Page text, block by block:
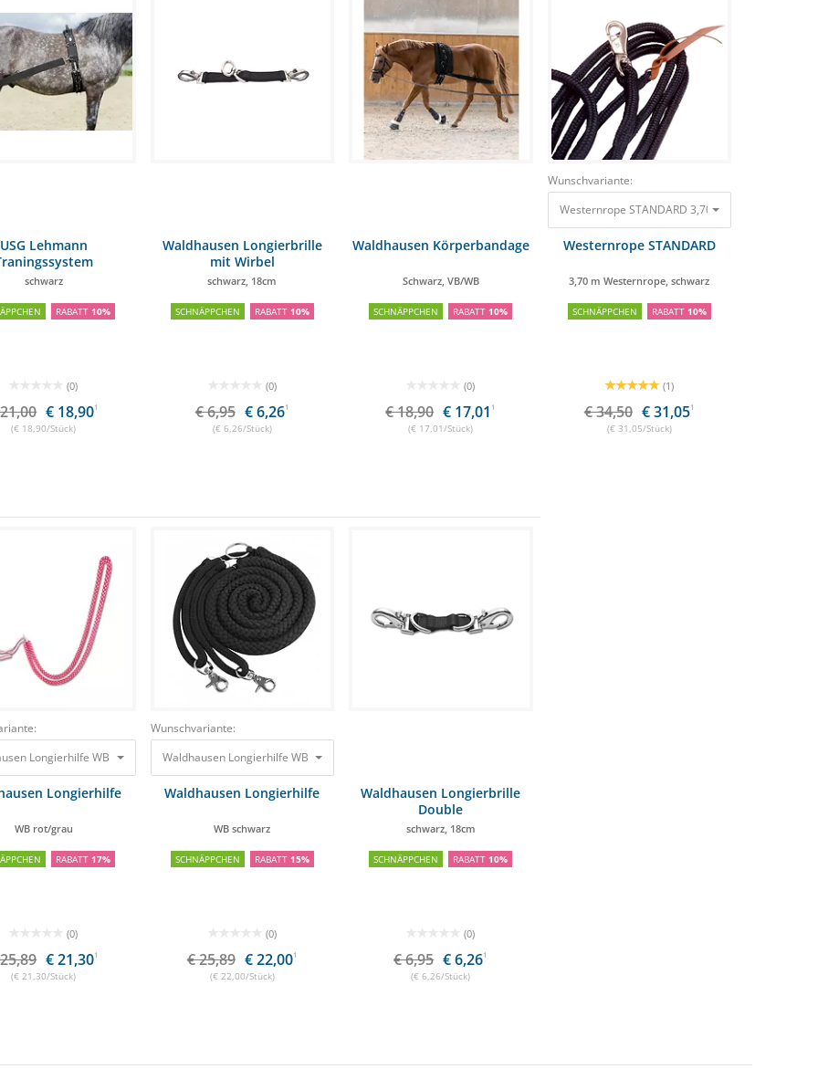
USG Lehmann
schwarz
RABATT 10%
(0)
€ 18,901
(€ 18,90/Stück)
Waldhausen Longierbrille
mit Wirbel
schwarz, 18cm
SCHNÄPPCHEN RABATT 10%
(0)
€ 6,95 € 6,261
(€ 6,26/Stück)
Waldhausen Körperbandage
Schwarz, VB/WB
SCHNÄPPCHEN RABATT 10%
(0)
€ 18,90 € 17,01 1
(€ 17,01/Stück)
Wunschvariante:
Westernrope STANDARD 3,70 m Westernrope,
Westernrope STANDARD
3,70 m Westernrope, schwarz
SCHNÄPPCHEN RABATT 10%
(1)
€ 34,50 € 31,051
(€ 31,05/Stück)
Longierhilfe WB rot/grau
25,89 €21,30 €
Longierhilfe
WB rot/grau
RABATT 17%
(0)
€ 21,301
(€ 21,30/Stück)
Wunschvariante:
Waldhausen Longierhilfe WB schwarz
Waldhausen Longierhilfe
WB schwarz
SCHNÄPPCHEN RABATT 15%
(0)
€ 25,89 € 22,001
(€ 22,00/Stück)
Waldhausen Longierbrille
Double
schwarz, 18cm
SCHNÄPPCHEN RABATT 10%
(0)
€ 6,95 € 6,261
(€ 6,26/Stück)